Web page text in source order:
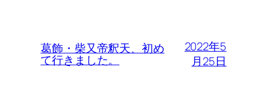
葛飾・柴又帝釈天、初め
て行きました。
2022年5
月25日